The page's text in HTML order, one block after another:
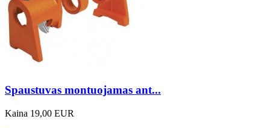
Spaustuvas montuojamas ant...
Kaina 19,00 EUR